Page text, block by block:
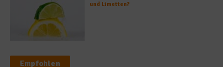
und Limetten?
Empfohlen